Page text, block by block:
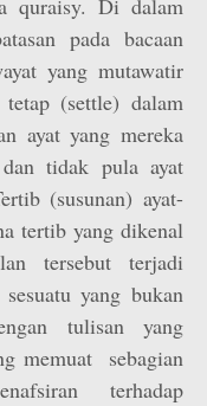
quraisy. Di dalam
pada bacaan
yang mutawatir
(settle) dalam
ayat yang mereka
dan tidak pula ayat
(susunan) ayat-
tertib yang dikenal
tersebut terjadi
yang bukan
tulisan yang
memuat sebagian
terhadap